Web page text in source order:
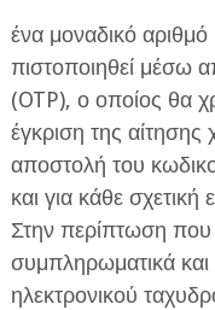
ένα μοναδικό
πιστοποιηθεί μέσω
(OTP), ο οποίος θα
έγκριση της αίτησης
αποστολή του
και για κάθε
Στην περίπτωση που
συμπληρωματικά
ηλεκτρονικού